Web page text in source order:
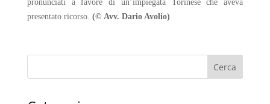
pronunciati a favore di un’impiegata Torinese che aveva
presentato ricorso. (© Avv. Dario Avolio)